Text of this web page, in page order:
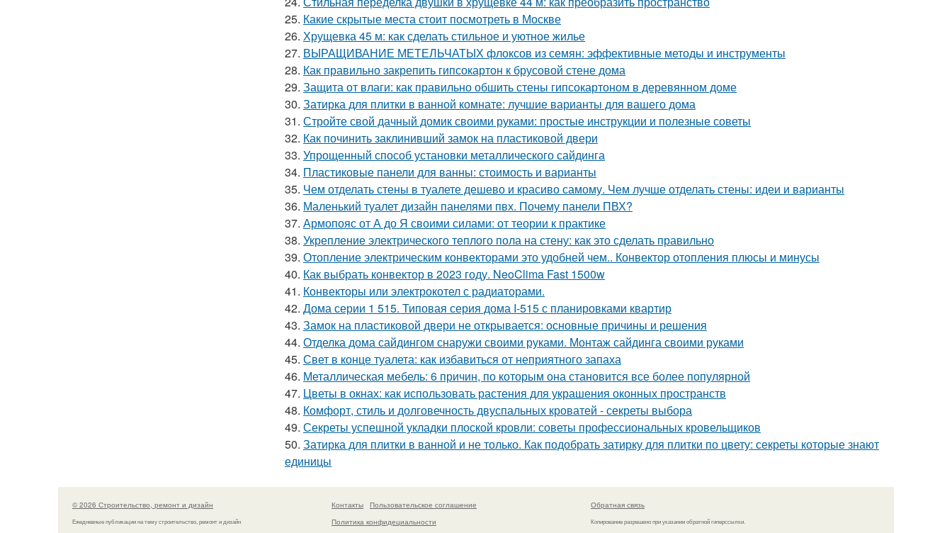
25. Какие скрытые места стоит посмотреть в Москве
26. Хрущевка 45 м: как сделать стильное и уютное жилье
27. ВЫРАЩИВАНИЕ МЕТЕЛЬЧАТЫХ флоксов из семян: эффективные методы и инструменты
28. Как правильно закрепить гипсокартон к брусовой стене дома
29. Защита от влаги: как правильно обшить стены гипсокартоном в деревянном доме
30. Затирка для плитки в ванной комнате: лучшие варианты для вашего дома
31. Стройте свой дачный домик своими руками: простые инструкции и полезные советы
32. Как починить заклинивший замок на пластиковой двери
33. Упрощенный способ установки металлического сайдинга
34. Пластиковые панели для ванны: стоимость и варианты
35. Чем отделать стены в туалете дешево и красиво самому. Чем лучше отделать стены: идеи и варианты
36. Маленький туалет дизайн панелями пвх. Почему панели ПВХ?
37. Армопояс от А до Я своими силами: от теории к практике
38. Укрепление электрического теплого пола на стену: как это сделать правильно
39. Отопление электрическим конвекторами это удобней чем.. Конвектор отопления плюсы и минусы
40. Как выбрать конвектор в 2023 году. NeoClima Fast 1500w
41. Конвекторы или электрокотел с радиаторами.
42. Дома серии 1 515. Типовая серия дома I-515 с планировками квартир
43. Замок на пластиковой двери не открывается: основные причины и решения
44. Отделка дома сайдингом снаружи своими руками. Монтаж сайдинга своими руками
45. Свет в конце туалета: как избавиться от неприятного запаха
46. Металлическая мебель: 6 причин, по которым она становится все более популярной
47. Цветы в окнах: как использовать растения для украшения оконных пространств
48. Комфорт, стиль и долговечность двуспальных кроватей - секреты выбора
49. Секреты успешной укладки плоской кровли: советы профессиональных кровельщиков
50. Затирка для плитки в ванной и не только. Как подобрать затирку для плитки по цвету: секреты которые знают
единицы
© 2026 Строительство, ремонт и дизайн
Ежедневные публикации на тему строительство, ремонт и дизайн
Контакты
Пользовательское соглашение
Политика конфидециальности
Обратная связь
Копирование разрешено при указании обратной гиперссылки.